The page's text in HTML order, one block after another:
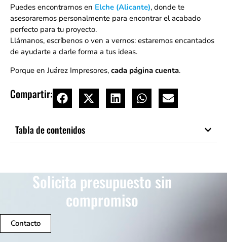
Puedes encontrarnos en Elche (Alicante), donde te
asesoraremos personalmente para encontrar el acabado
perfecto para tu proyecto.
Llámanos, escríbenos o ven a vernos: estaremos encantados
de ayudarte a darle forma a tus ideas.
Porque en Juárez Impresores, cada página cuenta.
Compartir:
Tabla de contenidos
Solicita presupuesto sin
compromiso
Contacto